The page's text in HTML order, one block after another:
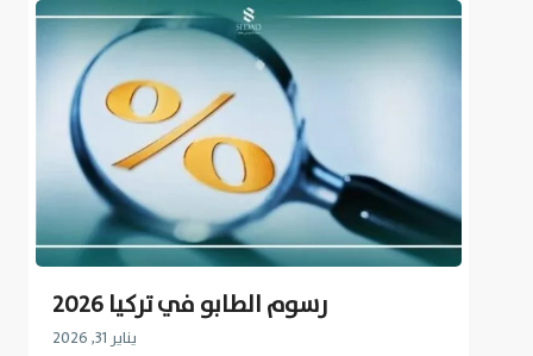
رسوم الطابو في تركيا 2026
يناير 31, 2026